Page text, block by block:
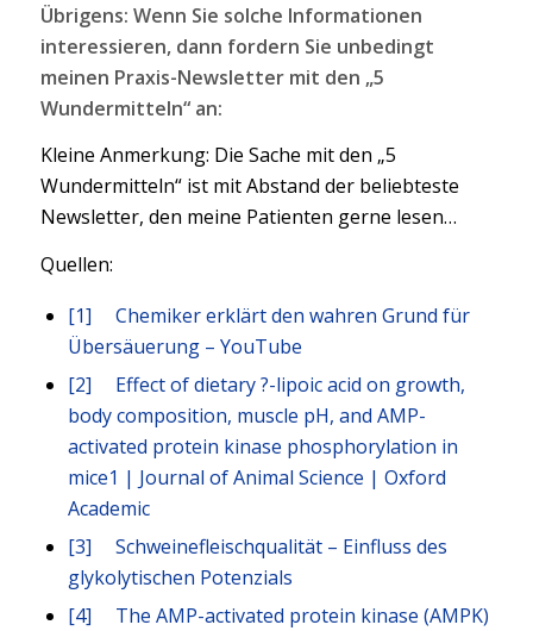
Übrigens: Wenn Sie solche Informationen
interessieren, dann fordern Sie unbedingt
meinen Praxis-Newsletter mit den „5
Wundermitteln“ an:
Kleine Anmerkung: Die Sache mit den „5
Wundermitteln“ ist mit Abstand der beliebteste
Newsletter, den meine Patienten gerne lesen…
Quellen:
[1] Chemiker erklärt den wahren Grund für
Übersäuerung – YouTube
[2] Effect of dietary ?-lipoic acid on growth,
body composition, muscle pH, and AMP-
activated protein kinase phosphorylation in
mice1 | Journal of Animal Science | Oxford
Academic
[3] Schweinefleischqualität – Einfluss des
glykolytischen Potenzials
[4] The AMP-activated protein kinase (AMPK)